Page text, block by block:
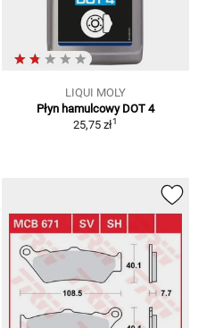
LIQUI MOLY
Płyn hamulcowy DOT 4
25,75 zł1